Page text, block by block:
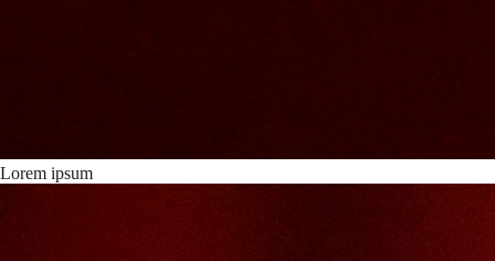
Lorem ipsum